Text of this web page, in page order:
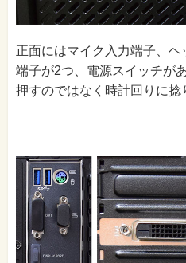
正面にはマイク入力端子、
端子が2つ、電源スイッチが
押すのではなく時計回りに捻